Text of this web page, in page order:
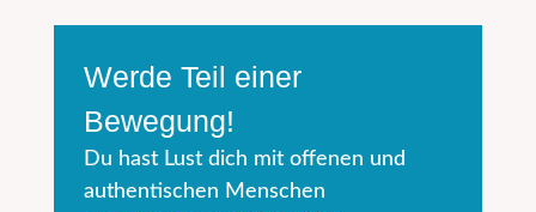
Werde Teil einer
Bewegung!
Du hast Lust dich mit offenen und
authentischen Menschen